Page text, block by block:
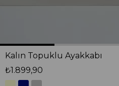
Kalın Topuklu Ayakkabı
₺1.899,90